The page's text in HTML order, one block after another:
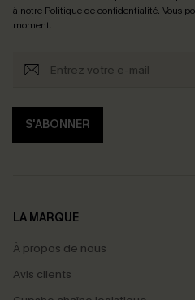
à notre Politique de confidentialité. Vous
moment.
S'ABONNER
LA MARQUE
À propos de nous
Avis clients